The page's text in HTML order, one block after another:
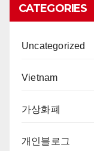
CATEGORIES
Uncategorized
Vietnam
가상화폐
개인블로그